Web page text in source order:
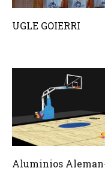
UGLE GOIERRI
Aluminios Aleman-